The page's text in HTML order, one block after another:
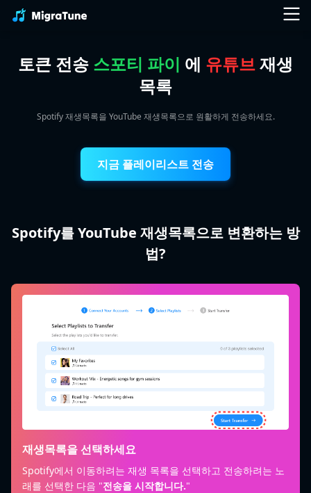
토큰 전송 스포티 파이 에 유튜브재생
목록
Spotify 재생목록을 YouTube 재생목록으로 원활하게 전송하세요.
지금 플레이리스트 전송
Spotify를 YouTube 재생목록으로 변환하는 방
법?
재생목록을 선택하세요
Spotify에서 이동하려는 재생 목록을 선택하고 전송하려는 노
래를 선택한 다음 "전송을 시작합니다."